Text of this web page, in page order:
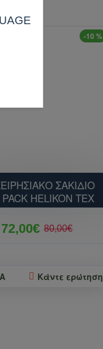
-10 %
ΣΑΚΙΔΙΟ
HELIKON TEX
72,00€ 80,00€
Κάντε ερώτηση